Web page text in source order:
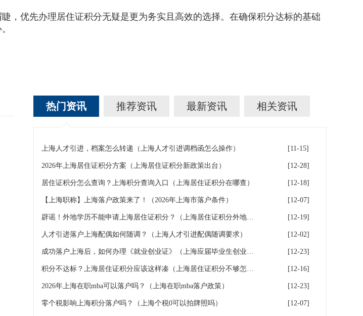
，优先办理居住证积分无疑是更为务实且高效的选择。在确保积分达标的基础
热门资讯 推荐资讯 最新资讯 相关资讯
上海人才引进，档案怎么转递（上海人才引进调档函怎么操作） [11-15]
2026年上海居住证积分方案（上海居住证积分新政策出台） [12-28]
居住证积分怎么查询？上海积分查询入口（上海居住证积分在哪查） [12-18]
【上海职称】上海落户政策来了！（2026年上海市落户条件） [12-07]
辟谣！外地学历不能申请上海居住证积分？（上海居住证积分外地大专可以吗） [12-19]
人才引进落户上海配偶如何随调？（上海人才引进配偶随调要求） [12-02]
成功落户上海后，如何办理《就业创业证》（上海应届毕业生创业落户） [12-23]
积分不达标？上海居住证积分应该这样凑（上海居住证积分不够怎么办） [12-16]
2026年上海在职mba可以落户吗？（上海在职mba落户政策） [12-23]
零个税影响上海积分落户吗？（上海个税0可以拍牌照吗） [12-07]